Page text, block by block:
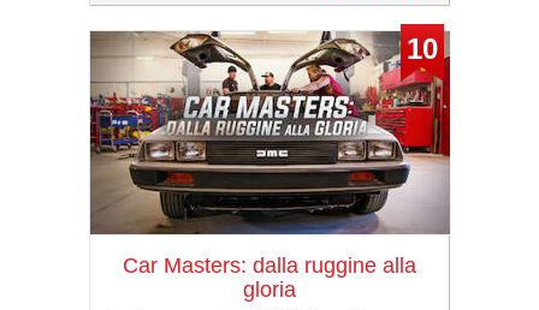
10
Car Masters: dalla ruggine alla
gloria